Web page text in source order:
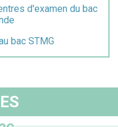
d'examen du bac
bac STMG